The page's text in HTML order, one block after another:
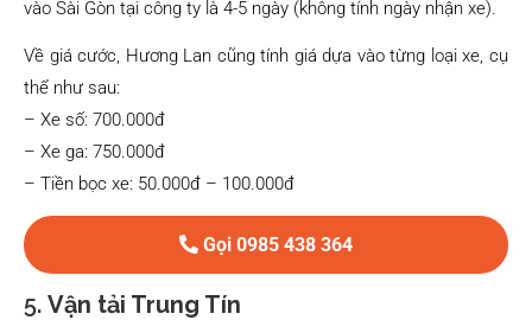
vào Sài Gòn tại công ty là 4-5 ngày (không tính ngày nhận xe).
Về giá cước, Hương Lan cũng tính giá dựa vào từng loại xe, cụ
thể như sau:
– Xe số: 700.000đ
– Xe ga: 750.000đ
– Tiền bọc xe: 50.000đ – 100.000đ
Gọi 0985 438 364
5. Vận tải Trung Tín